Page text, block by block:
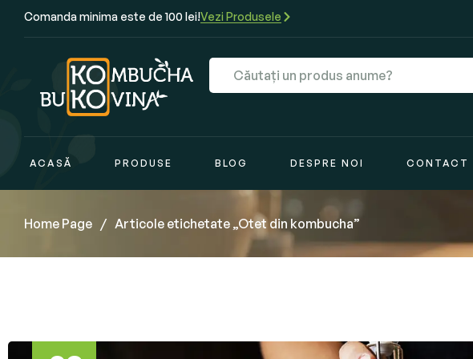
Comanda minima este de 100 lei!Vezi Produsele
ACASĂ PRODUSE BLOG DESPRE NOI CONTACT
Home Page / Articole etichetate „Otet din kombucha”